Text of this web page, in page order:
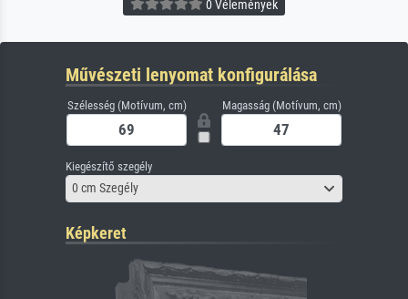
0 Vélemények
Művészeti lenyomat konfigurálása
Szélesség (Motívum, cm) Magasság (Motívum, cm)
Kiegészítő szegély
0 cm Szegély
Képkeret